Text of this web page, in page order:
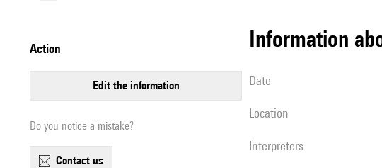
action
edit the information
Do you notice a mistake?
contact us
information
date
location
interpreters